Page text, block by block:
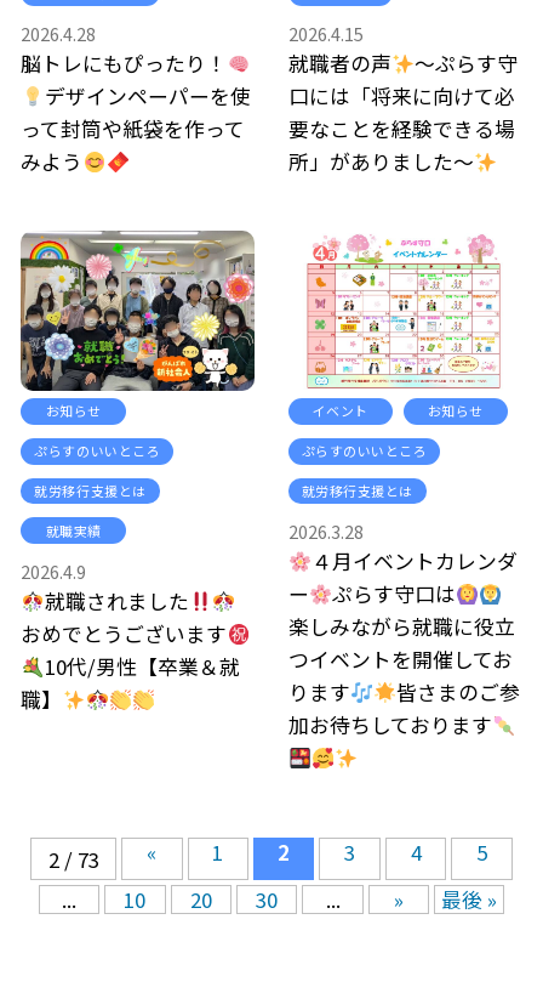
2026.4.28
脳トレにもぴったり！
デザインペーパーを使
って封筒や紙袋を作って
みよう
2026.4.15
就職者の声
～ぷらす守
口には「将来に向けて必
要なことを経験できる場
所」がありました～
お知らせ
ぷらすのいいところ
就労移行支援とは
就職実績
2026.4.9
就職されました
おめでとうございます
10代/男性【卒業＆就
職】
イベント お知らせ
ぷらすのいいところ
就労移行支援とは
2026.3.28
４月イベントカレンダ
ー
ぷらす守口は
楽しみながら就職に役立
つイベントを開催してお
ります
皆さまのご参
加お待ちしております
2 / 73 « 1 2 3 4
5
...
10 20 30 ... » 最後 »